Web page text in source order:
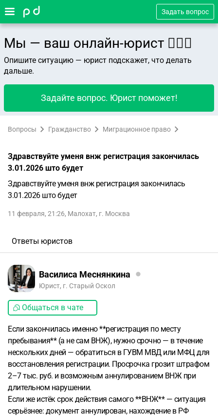
Задать вопрос
Мы — ваш онлайн-юрист 👨🏻‍⚖️
Опишите ситуацию — юрист подскажет, что делать
дальше.
Задайте вопрос. Юрист поможет!
Вопросы Гражданство Миграционное право
Здравствуйте уменя внж регистрация закончилась
3.01.2026 што будет
Здравствуйте уменя внж регистрация закончилась
3.01.2026 што будет
11 февраля, 21:26, Малохат, г. Москва
Ответы юристов
Василиса Меснянкина
Юрист, г. Старый Оскол
Общаться в чате
Если закончилась именно **регистрация по месту
пребывания** (а не сам ВНЖ), нужно срочно — в течение
нескольких дней — обратиться в ГУВМ МВД или МФЦ для
восстановления регистрации. Просрочка грозит штрафом
2–7 тыс. руб. и возможным аннулированием ВНЖ при
длительном нарушении.
Если же истёк срок действия самого **ВНЖ** — ситуация
серьёзнее: документ аннулирован, нахождение в РФ